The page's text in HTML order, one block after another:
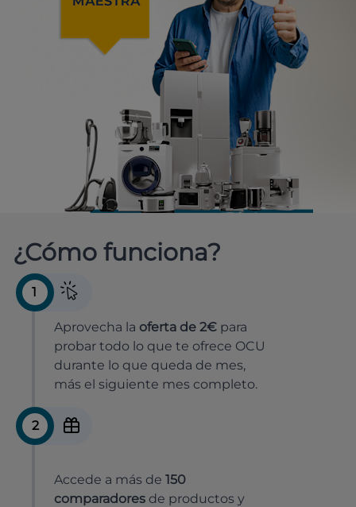
¿Cómo funciona?
1
Aprovecha la oferta de 2€ para
probar todo lo que te ofrece OCU
durante lo que queda de mes,
más el siguiente mes completo.
2
Accede a más de 150
comparadores de productos y